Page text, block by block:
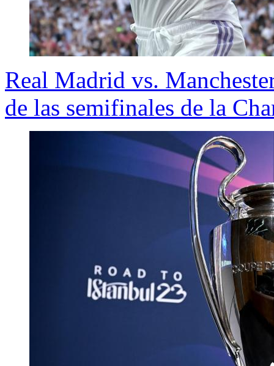
Real Madrid vs.
de las semifinales de la